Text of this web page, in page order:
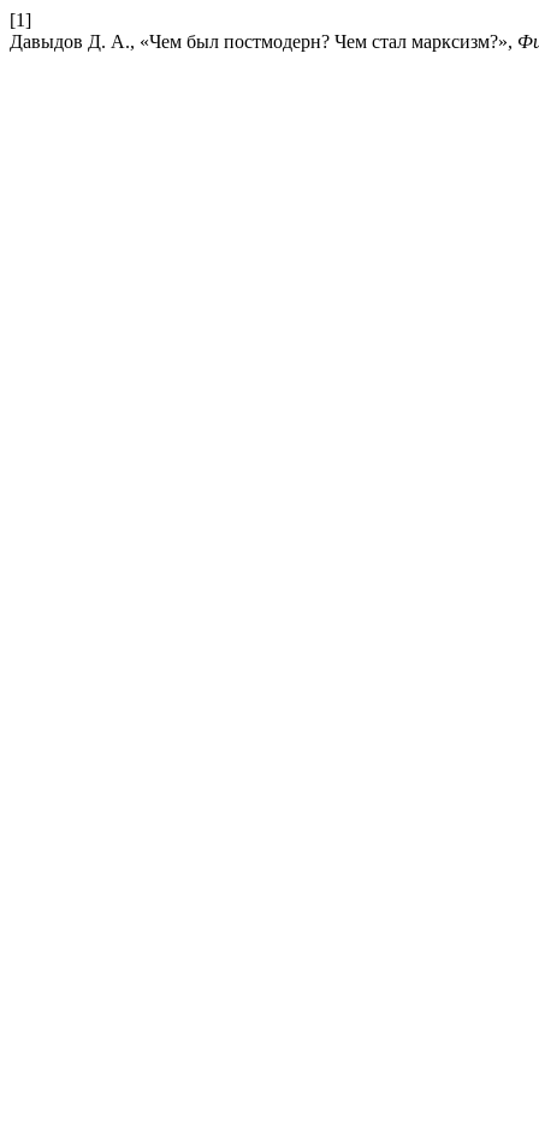
[1]
Давыдов Д. А., «Чем был постмодерн? Чем стал марксизм?»,